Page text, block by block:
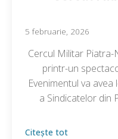
5 februarie, 2026
Cercul Militar
printr-un
Evenimentul va
a Sindicatelor din
Citește tot